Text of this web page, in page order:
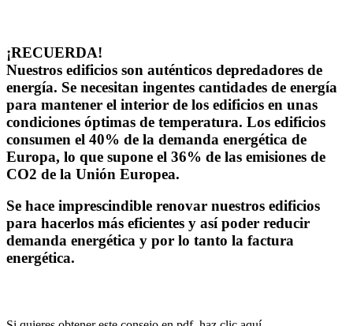
¡RECUERDA!
Nuestros edificios son auténticos depredadores de
energía. Se necesitan ingentes cantidades de energía
para mantener el interior de los edificios en unas
condiciones óptimas de temperatura. Los edificios
consumen el 40% de la demanda energética de
Europa, lo que supone el 36% de las emisiones de
CO2 de la Unión Europea.
Se hace imprescindible renovar nuestros edificios
para hacerlos más eficientes y así poder reducir
demanda energética y por lo tanto la factura
energética.